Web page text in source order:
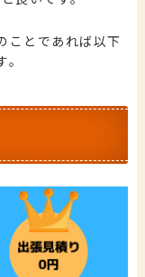
ことであれば以下